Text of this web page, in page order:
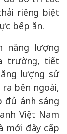
riêng biệt
bếp ăn.
năng lượng
trường, tiết
lượng sử
bên ngoài,
đủ ánh sáng
Việt Nam
mới đây cấp